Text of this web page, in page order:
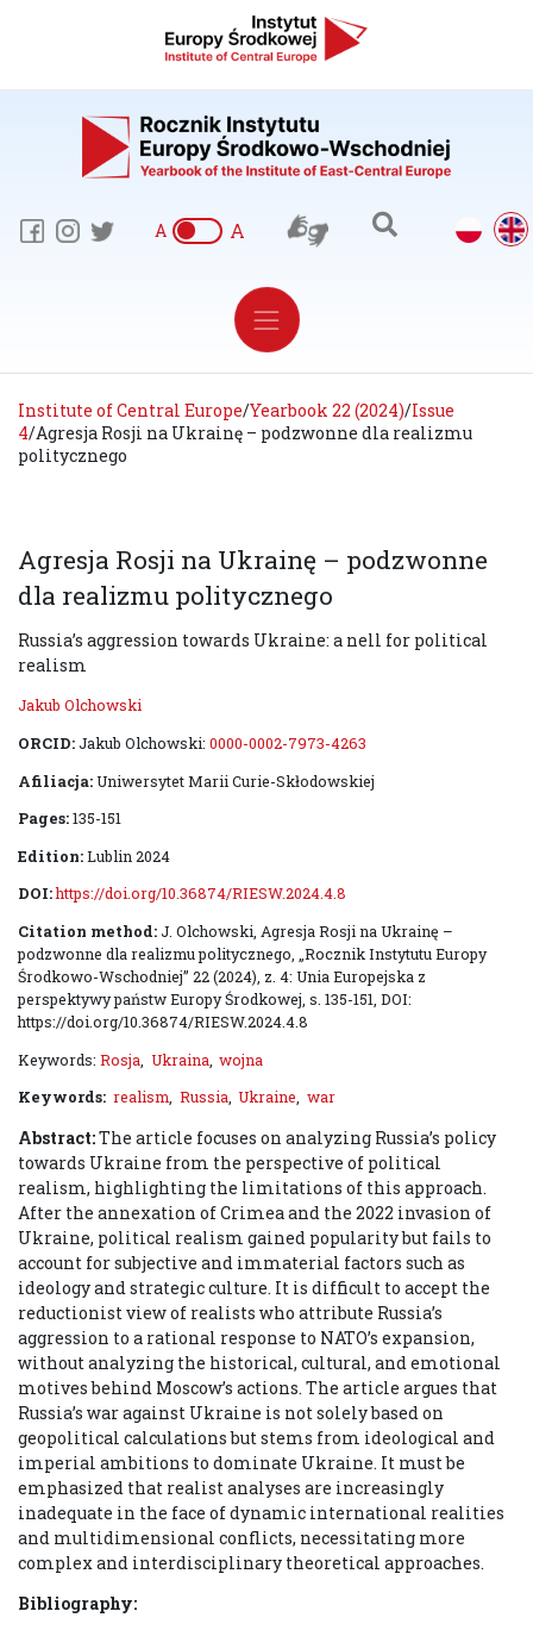
A A
Institute of Central Europe/Yearbook 22 (2024)/Issue
4/Agresja Rosji na Ukrainę – podzwonne dla realizmu
politycznego
Agresja Rosji na Ukrainę – podzwonne
dla realizmu politycznego
Russia’s aggression towards Ukraine: a nell for political
realism
Jakub Olchowski
ORCID:Jakub Olchowski: 0000-0002-7973-4263
Afiliacja:Uniwersytet Marii Curie-Skłodowskiej
Pages:135-151
Edition:Lublin 2024
DOI:https://doi.org/10.36874/RIESW.2024.4.8
Citation method:J. Olchowski, Agresja Rosji na Ukrainę –
podzwonne dla realizmu politycznego, „Rocznik Instytutu Europy
Środkowo-Wschodniej” 22 (2024), z. 4: Unia Europejska z
perspektywy państw Europy Środkowej, s. 135-151, DOI:
https://doi.org/10.36874/RIESW.2024.4.8
Keywords: Rosja Ukraina wojna
Keywords: realism, Russia, Ukraine, war
Abstract:The article focuses on analyzing Russia’s policy
towards Ukraine from the perspective of political
realism, highlighting the limitations of this approach.
After the annexation of Crimea and the 2022 invasion of
Ukraine, political realism gained popularity but fails to
account for subjective and immaterial factors such as
ideology and strategic culture. It is difficult to accept the
reductionist view of realists who attribute Russia’s
aggression to a rational response to NATO’s expansion,
without analyzing the historical, cultural, and emotional
motives behind Moscow’s actions. The article argues that
Russia’s war against Ukraine is not solely based on
geopolitical calculations but stems from ideological and
imperial ambitions to dominate Ukraine. It must be
emphasized that realist analyses are increasingly
inadequate in the face of dynamic international realities
and multidimensional conflicts, necessitating more
complex and interdisciplinary theoretical approaches.
Bibliography: